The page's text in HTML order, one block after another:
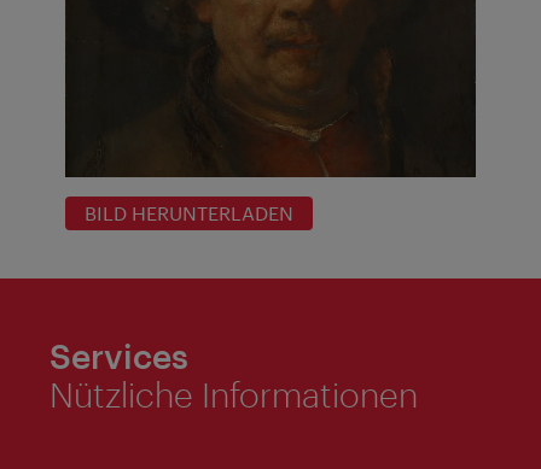
BILD HERUNTERLADEN
Services
Nützliche Informationen